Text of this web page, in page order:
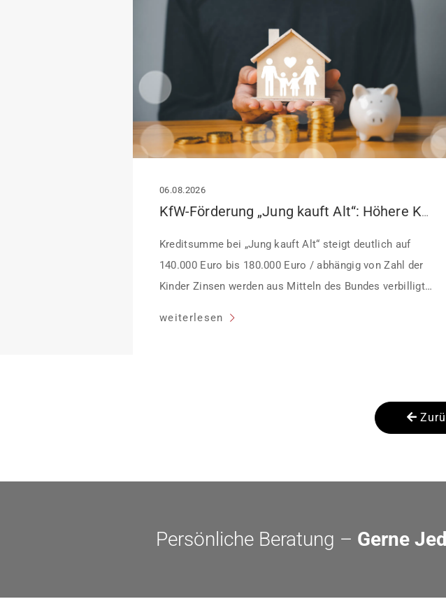
06.08.2026
KfW-Förderung „Jung kauft Alt“: Höhere Kredite ab August 2026
Kreditsumme bei „Jung kauft Alt“ steigt deutlich auf
140.000 Euro bis 180.000 Euro / abhängig von Zahl der
Kinder Zinsen werden aus Mitteln des Bundes verbilligt:
weiterlesen
Persönliche Beratung – Gerne